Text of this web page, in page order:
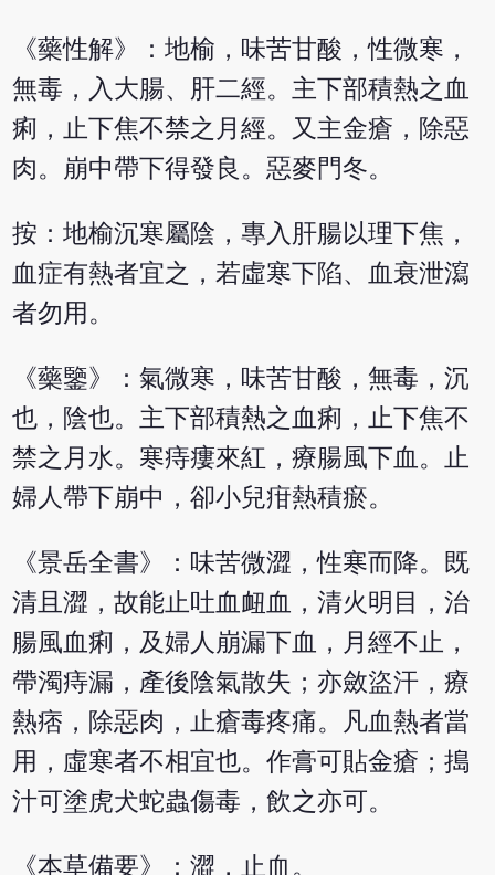
《藥性解》：地榆，味苦甘酸，性微寒，
無毒，入大腸、肝二經。主下部積熱之血
痢，止下焦不禁之月經。又主金瘡，除惡
肉。崩中帶下得發良。惡麥門冬。
按：地榆沉寒屬陰，專入肝腸以理下焦，
血症有熱者宜之，若虛寒下陷、血衰泄瀉
者勿用。
《藥鑒》：氣微寒，味苦甘酸，無毒，沉
也，陰也。主下部積熱之血痢，止下焦不
禁之月水。寒痔瘻來紅，療腸風下血。止
婦人帶下崩中，卻小兒疳熱積瘀。
《景岳全書》：味苦微澀，性寒而降。既
清且澀，故能止吐血衄血，清火明目，治
腸風血痢，及婦人崩漏下血，月經不止，
帶濁痔漏，產後陰氣散失；亦斂盜汗，療
熱痞，除惡肉，止瘡毒疼痛。凡血熱者當
用，虛寒者不相宜也。作膏可貼金瘡；搗
汁可塗虎犬蛇蟲傷毒，飲之亦可。
《本草備要》：澀，止血。